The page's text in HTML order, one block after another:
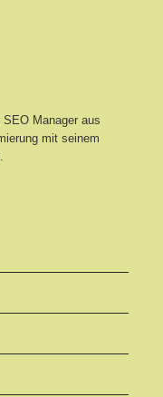
SEO Manager aus
mit seinem